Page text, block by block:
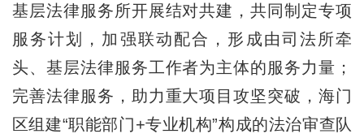
基层法律服务所开展结对共建，共同制定专项
服务计划，加强联动配合，形成由司法所牵
头、基层法律服务工作者为主体的服务力量；
完善法律服务，助力重大项目攻坚突破，海门
区组建“职能部门+专业机构”构成的法治审查队